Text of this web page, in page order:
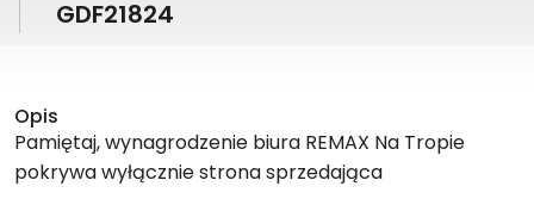
GDF21824
Opis
Pamiętaj, wynagrodzenie biura REMAX Na Tropie
pokrywa wyłącznie strona sprzedająca